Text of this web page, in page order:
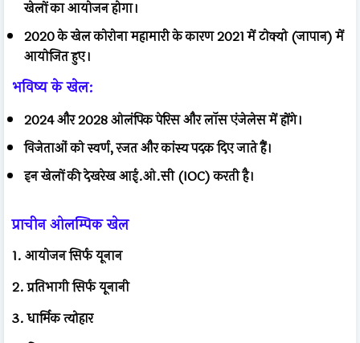
खेलों का आयोजन होगा।
2020 के खेल कोरोना महामारी के कारण 2021 में टोक्यो (जापान) में
आयोजित हुए।
भविष्य के खेल:
2024 और 2028 ओलंपिक पेरिस और लॉस एंजेलेस में होंगे।
विजेताओं को स्वर्ण, रजत और कांस्य पदक दिए जाते हैं।
इन खेलों की देखरेख आई.ओ.सी (IOC) करती है।
प्राचीन ओलम्पिक खेल
1. आयोजन सिर्फ यूनान
2. प्रतिभागी सिर्फ यूनानी
3. धार्मिक त्योहार